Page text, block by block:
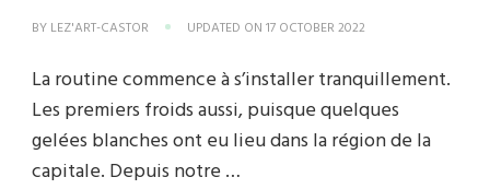
BY LEZ'ART-CASTOR UPDATED ON 17 OCTOBER 2022
La routine commence à s’installer tranquillement.
Les premiers froids aussi, puisque quelques
gelées blanches ont eu lieu dans la région de la
capitale. Depuis notre …